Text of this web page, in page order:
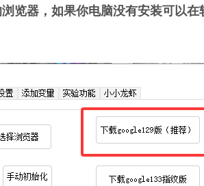
览器，如果你电脑没有安装可以